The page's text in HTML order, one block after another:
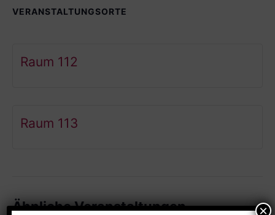
VERANSTALTUNGSORTE
Raum 112
Raum 113
Ähnliche Veranstaltungen